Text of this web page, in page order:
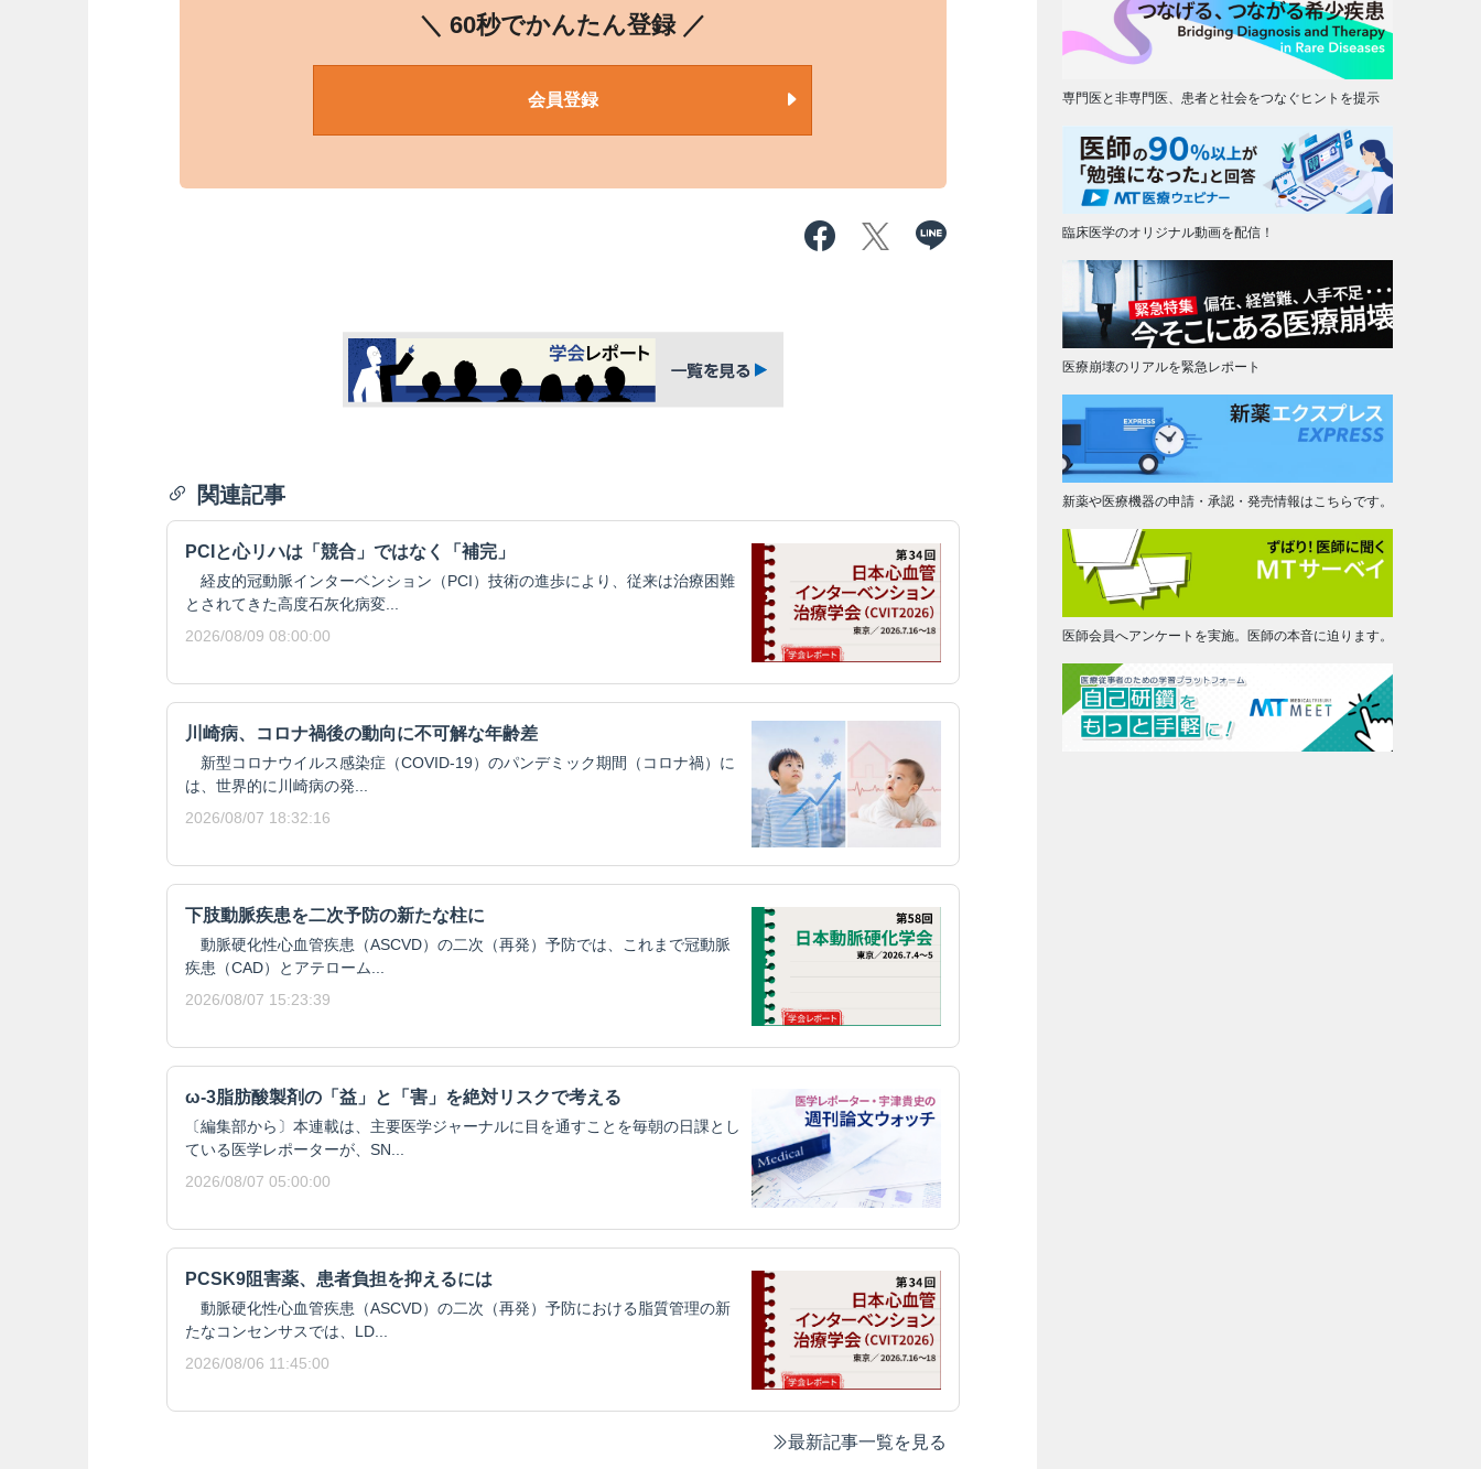
＼ 60秒でかんたん登録 ／
会員登録
関連記事
PCIと心リハは「競合」ではなく「補完」
経皮的冠動脈インターベンション（PCI）技術の進歩により、従来は治療困難
とされてきた高度石灰化病変...
2026/08/09 08:00:00
川崎病、コロナ禍後の動向に不可解な年齢差
新型コロナウイルス感染症（COVID-19）のパンデミック期間（コロナ禍）に
は、世界的に川崎病の発...
2026/08/07 18:32:16
下肢動脈疾患を二次予防の新たな柱に
動脈硬化性心血管疾患（ASCVD）の二次（再発）予防では、これまで冠動脈
疾患（CAD）とアテローム...
2026/08/07 15:23:39
ω-3脂肪酸製剤の「益」と「害」を絶対リスクで考える
〔編集部から〕本連載は、主要医学ジャーナルに目を通すことを毎朝の日課とし
ている医学レポーターが、SN...
2026/08/07 05:00:00
PCSK9阻害薬、患者負担を抑えるには
動脈硬化性心血管疾患（ASCVD）の二次（再発）予防における脂質管理の新
たなコンセンサスでは、LD...
2026/08/06 11:45:00
最新記事一覧を見る
専門医と非専門医、患者と社会をつなぐヒントを提示
臨床医学のオリジナル動画を配信！
医療崩壊のリアルを緊急レポート
新薬や医療機器の申請・承認・発売情報はこちらです。
医師会員へアンケートを実施。医師の本音に迫ります。